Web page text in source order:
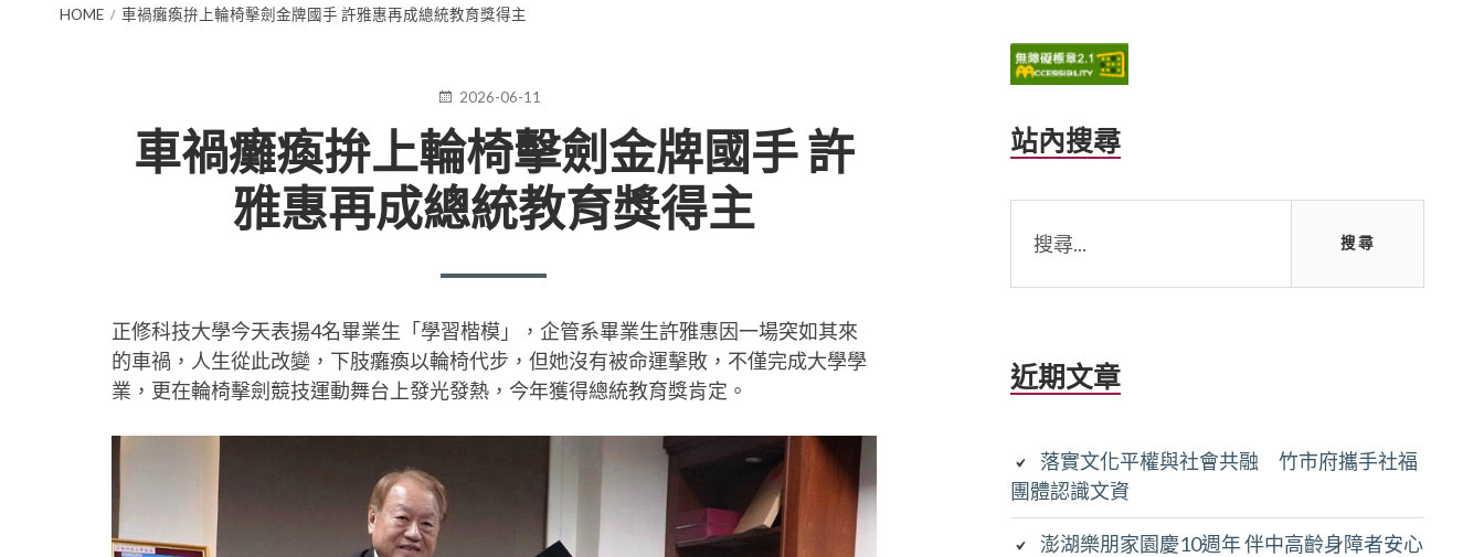
BREADCRUMBS
HOME 車禍癱瘓拚上輪椅擊劍金牌國手 許雅惠再成總統教育獎得主
POSTED
2026-06-11
車禍癱瘓拚上輪椅擊劍金牌國手 許
雅惠再成總統教育獎得主
正修科技大學今天表揚4名畢業生「學習楷模」，企管系畢業生許雅惠因一場突如其來
的車禍，人生從此改變，下肢癱瘓以輪椅代步，但她沒有被命運擊敗，不僅完成大學學
業，更在輪椅擊劍競技運動舞台上發光發熱，今年獲得總統教育獎肯定。
Primary
Sidebar
站內搜尋
近期文章
落實文化平權與社會共融 竹市府攜手社福
團體認識文資
澎湖樂朋家園慶10週年 伴中高齡身障者安心